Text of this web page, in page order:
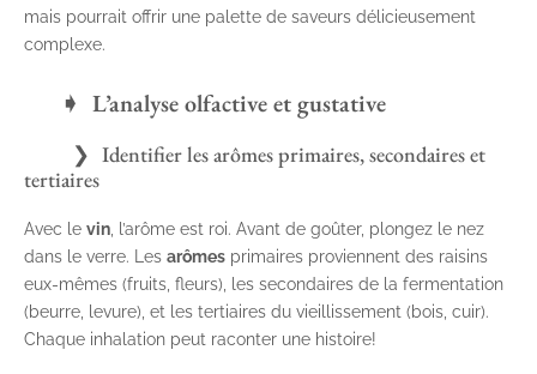
mais pourrait offrir une palette de saveurs délicieusement
complexe.
L’analyse olfactive et gustative
Identifier les arômes primaires, secondaires et
tertiaires
Avec le vin , l’arôme est roi. Avant de goûter, plongez le nez
dans le verre. Les arômes primaires proviennent des raisins
eux-mêmes (fruits, fleurs), les secondaires de la fermentation
(beurre, levure), et les tertiaires du vieillissement (bois, cuir).
Chaque inhalation peut raconter une histoire!